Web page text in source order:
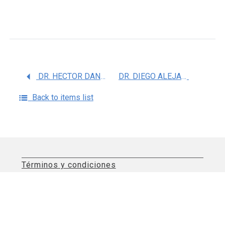
DR. HECTOR DANIEL SALAZAR GONZALEZ DR. DIEGO ALEJANDRO OROZCO VILLASEÃ‘OR
Back to items list
Términos y condiciones